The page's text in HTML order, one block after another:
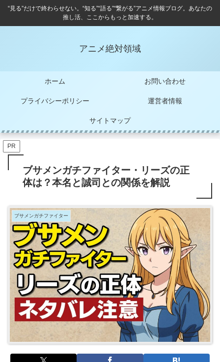
“見る”だけで終わらせない。“知る”“語る”“繋がる”アニメ情報ブログ。あなたの
推し活、ここからもっと加速する。
アニメ絶対領域
ホーム お問い合わせ
プライバシーポリシー 運営者情報
サイトマップ
PR
ブサメンガチファイター・リーズの正
体は？本名と誠司との関係を解説
ブサメンガチファイター